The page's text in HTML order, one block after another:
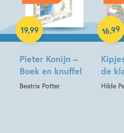
Pieter Konijn –
Boek en knuffel
Beatrix Potter
19,99
Hardcover
de
Hilde
16,99